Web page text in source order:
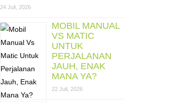
24 Juli, 2026
MOBIL MANUAL
VS MATIC
UNTUK
PERJALANAN
JAUH, ENAK
MANA YA?
22 Juli, 2026